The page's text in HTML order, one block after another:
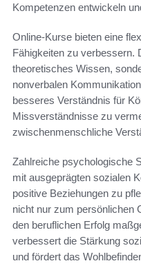
Kompetenzen entwickeln
Online-Kurse bieten eine
Fähigkeiten zu verbessern.
theoretisches Wissen,
nonverbalen
besseres Verständnis für
Missverständnisse zu
zwischenmenschliche
Zahlreiche psychologische
mit ausgeprägten sozialen
positive Beziehungen zu
nicht nur zum persönlichen
den beruflichen Erfolg
verbessert die Stärkung
und fördert das